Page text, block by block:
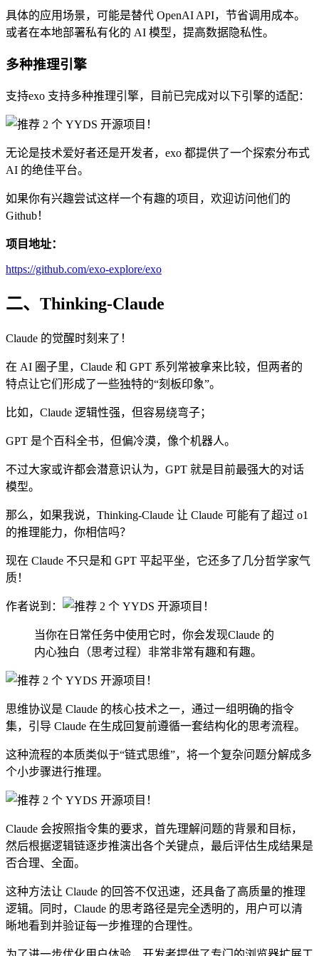
具体的应用场景，可能是替代 OpenAI API，节省调用成本。
或者在本地部署私有化的 AI 模型，提高数据隐私性。
多种推理引擎
支持exo 支持多种推理引擎，目前已完成对以下引擎的适配：
无论是技术爱好者还是开发者，exo 都提供了一个探索分布式
AI 的绝佳平台。
如果你有兴趣尝试这样一个有趣的项目，欢迎访问他们的
Github！
项目地址：
https://github.com/exo-explore/exo
二、Thinking-Claude
Claude 的觉醒时刻来了！
在 AI 圈子里，Claude 和 GPT 系列常被拿来比较，但两者的
特点让它们形成了一些独特的“刻板印象”。
比如，Claude 逻辑性强，但容易绕弯子；
GPT 是个百科全书，但偏冷漠，像个机器人。
不过大家或许都会潜意识认为，GPT 就是目前最强大的对话
模型。
那么，如果我说，Thinking-Claude 让 Claude 可能有了超过 o1
的推理能力，你相信吗？
现在 Claude 不只是和 GPT 平起平坐，它还多了几分哲学家气
质！
作者说到：
当你在日常任务中使用它时，你会发现Claude 的
内心独白（思考过程）非常非常有趣和有趣。
思维协议是 Claude 的核心技术之一，通过一组明确的指令
集，引导 Claude 在生成回复前遵循一套结构化的思考流程。
这种流程的本质类似于“链式思维”，将一个复杂问题分解成多
个小步骤进行推理。
Claude 会按照指令集的要求，首先理解问题的背景和目标，
然后根据逻辑链逐步推演出各个关键点，最后评估生成结果是
否合理、全面。
这种方法让 Claude 的回答不仅迅速，还具备了高质量的推理
逻辑。同时，Claude 的思考路径是完全透明的，用户可以清
晰地看到并验证每一步推理的合理性。